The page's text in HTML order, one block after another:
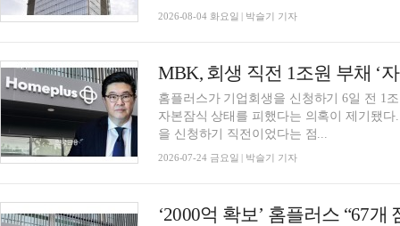
2026-08-04 화요일 | 박슬기 기자
홈플러스가 기업회생을 신청하기 6일 전 1
자본잠식 상태를 피했다는 의혹이 제기됐
을 신청하기 직전이었다는 점...
2026-07-24 금요일 | 박슬기 기자
‘2000억 확보’ 홈플러스 “67